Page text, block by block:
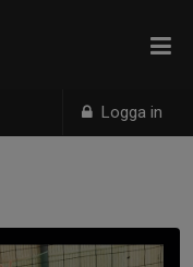
Logga in